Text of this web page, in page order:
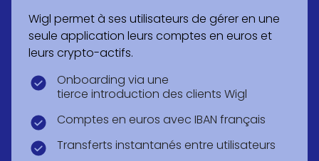
Wigl permet à ses utilisateurs de gérer en une
seule application leurs comptes en euros et
leurs crypto-actifs.
Onboarding via une
tierce introduction des clients Wigl
Comptes en euros avec IBAN français
Transferts instantanés entre utilisateurs